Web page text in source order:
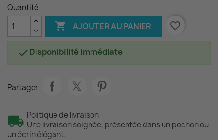
Quantité
 AJOUTER AU PANIER favorite_border
Disponibilité immédiate
Partager
Politique de livraison
Une livraison soignée, présentée dans un pochon ou
un écrin élégant.